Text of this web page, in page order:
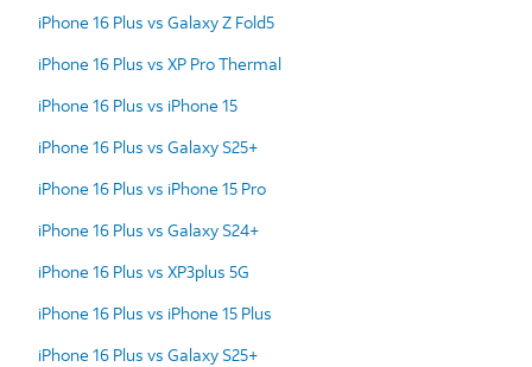
iPhone 16 Plus vs Galaxy Z Fold5
iPhone 16 Plus vs XP Pro Thermal
iPhone 16 Plus vs iPhone 15
iPhone 16 Plus vs Galaxy S25+
iPhone 16 Plus vs iPhone 15 Pro
iPhone 16 Plus vs Galaxy S24+
iPhone 16 Plus vs XP3plus 5G
iPhone 16 Plus vs iPhone 15 Plus
iPhone 16 Plus vs Galaxy S25+